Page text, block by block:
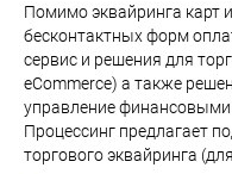
Помимо эквайринга карт
бесконтактных форм
сервис и решения для
eCommerce) а также
управление
Процессинг предлагает
торгового эквайринга